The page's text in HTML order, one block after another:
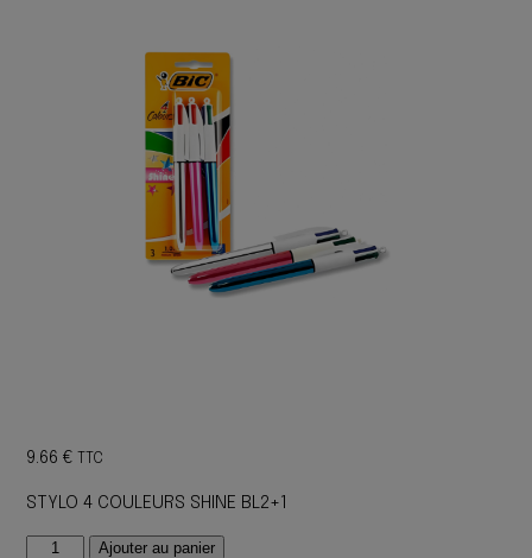
9.66€ TTC
STYLO 4 COULEURS SHINE BL2+1
quantité Ajouter au panier